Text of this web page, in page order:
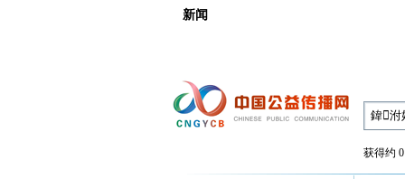
新闻
获得约